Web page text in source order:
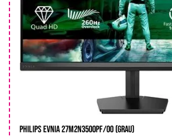
Philips Evnia 27M2N3500PF/00 (Grau)